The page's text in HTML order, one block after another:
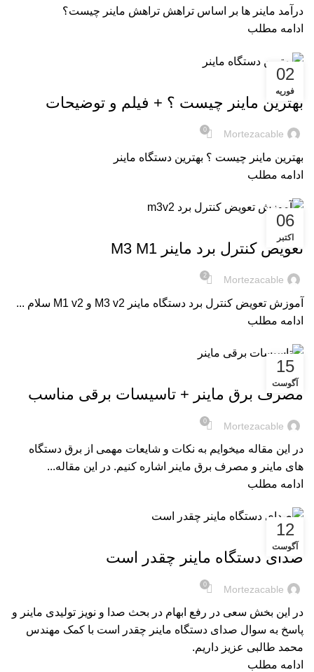
درآمد ماینر ها بر اساس تراهش تراهش ماینر چیست؟
ادامه مطلب
02
فوریه
آموزش ها
بهترین ماینر چیست ؟ + فیلم و توضیحات
Mortezacable
0
بهترین ماینر چیست ؟ بهترین دستگاه ماینر
ادامه مطلب
06
اکتبر
تعمیرات ماینر
تعویض کنترل برد ماینر M3 M1
Mortezacable
2
آموزش تعویض کنترل برد دستگاه ماینر M3 v2 و M1 v2 سلام ...
ادامه مطلب
15
آگوست
آموزش ها
مصرف برق ماینر + تاسیسات برقی مناسب
Mortezacable
0
در این مقاله میخوایم به نکات و شایعات مهمی از برق دستگاه
های ماینر و مصرف برق ماینر اشاره کنیم. در این مقاله...
ادامه مطلب
12
آگوست
آموزش ها
صدای دستگاه ماینر چقدر است
Mortezacable
0
در این بخش سعی در رفع ابهام در بحث صدا و نویز تولیدی ماینر و
پاسخ به سوال صدای دستگاه ماینر چقدر است با کمک مهندس
محمد طالبی عزیز داریم.
ادامه مطلب